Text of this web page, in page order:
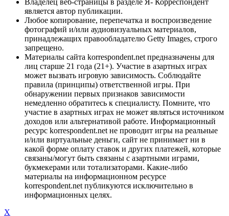
Владелец веб-страницы в разделе Я- Корреспондент
является автор публикации.
Любое копирование, перепечатка и воспроизведение
фотографий и/или аудиовизуальных материалов,
принадлежащих правообладателю Getty Images, строго
запрещено.
Материалы сайта korrespondent.net предназначены для
лиц старше 21 года (21+). Участие в азартных играх
может вызвать игровую зависимость. Соблюдайте
правила (принципы) ответственной игры. При
обнаружении первых признаков зависимости
немедленно обратитесь к специалисту. Помните, что
участие в азартных играх не может являться источником
доходов или альтернативой работе. Информационный
ресурс korrespondent.net не проводит игры на реальные
и/или виртуальные деньги, сайт не принимает ни в
какой форме оплату ставок и других платежей, которые
связаны/могут быть связаны с азартными играми,
букмекерами или тотализаторами. Какие-либо
материалы на информационном ресурсе
korrespondent.net публикуются исключительно в
информационных целях.
X